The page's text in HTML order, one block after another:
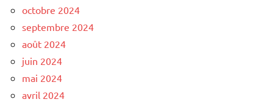
octobre 2024
septembre 2024
août 2024
juin 2024
mai 2024
avril 2024